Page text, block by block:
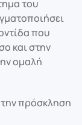
του
που
και στην
ομαλή
την πρόσκληση